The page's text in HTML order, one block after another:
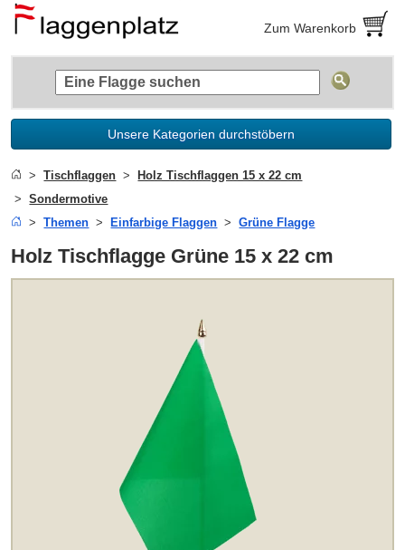
Zum Warenkorb
Unsere Kategorien durchstöbern
Tischflaggen
Holz Tischflaggen 15 x 22 cm
Sondermotive
Themen
Einfarbige Flaggen Grüne Flagge
Holz Tischflagge Grüne 15 x 22 cm